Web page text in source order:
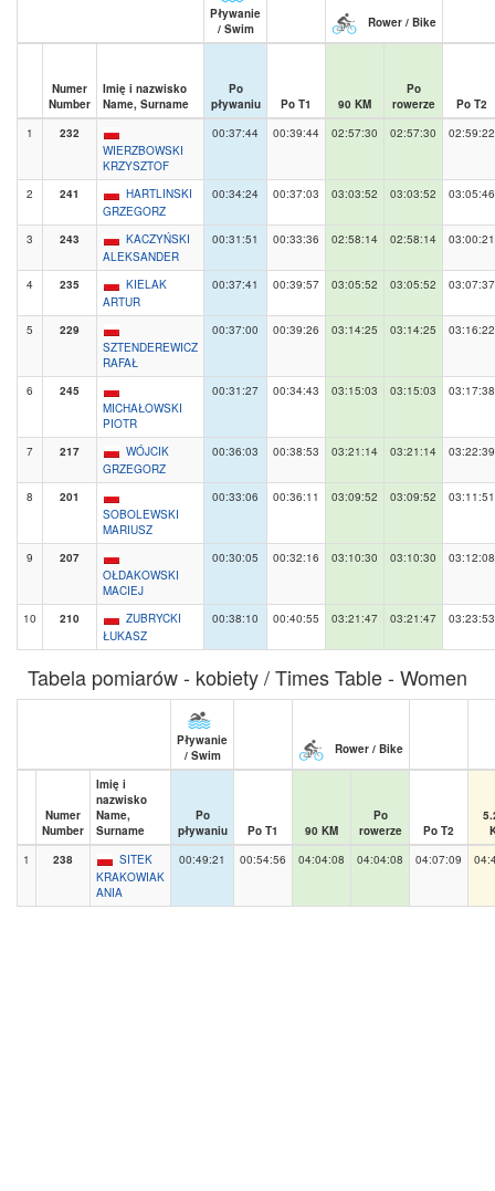
Pływanie
/ Swim
Rower / Bike
Numer
Number
Imię i nazwisko
Name, Surname
Po
pływaniu
Po T1 90 KM
Po
rowerze
Po T2
1
232
WIERZBOWSKI
KRZYSZTOF
00:37:44 00:39:44 02:57:30 02:57:30 02:59:22
2 241
HARTLINSKI
GRZEGORZ
00:34:24 00:37:03 03:03:52 03:03:52 03:05:46
3 243
KACZYŃSKI
ALEKSANDER
00:31:51 00:33:36 02:58:14 02:58:14 03:00:21
4 235
KIELAK
ARTUR
00:37:41 00:39:57 03:05:52 03:05:52 03:07:37
5
229
SZTENDEREWICZ
RAFAŁ
00:37:00 00:39:26 03:14:25 03:14:25 03:16:22
6
245
MICHAŁOWSKI
PIOTR
00:31:27 00:34:43 03:15:03 03:15:03 03:17:38
7 217
WÓJCIK
GRZEGORZ
00:36:03 00:38:53 03:21:14 03:21:14 03:22:39
8
201
SOBOLEWSKI
MARIUSZ
00:33:06 00:36:11 03:09:52 03:09:52 03:11:51
9
207
OŁDAKOWSKI
MACIEJ
00:30:05 00:32:16 03:10:30 03:10:30 03:12:08
10 210
ZUBRYCKI
ŁUKASZ
00:38:10 00:40:55 03:21:47 03:21:47 03:23:53
Tabela pomiarów - kobiety / Times Table - Women
Pływanie
/ Swim
Rower / Bike
Numer
Number
Imię i
nazwisko
Name,
Surname
Po
pływaniu
Po T1 90 KM
Po
rowerze
Po T2
1
238
SITEK
KRAKOWIAK
ANIA
00:49:21 00:54:56 04:04:08 04:04:08 04:07:09